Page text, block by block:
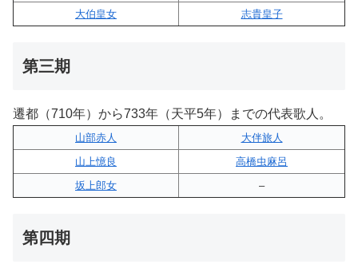
大伯皇女
志貴皇子
第三期
遷都（710年）から733年（天平5年）までの代表歌人。
山部赤人
大伴旅人
山上憶良
高橋虫麻呂
坂上郎女
–
第四期